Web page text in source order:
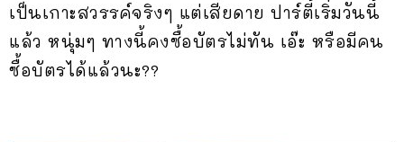
เป็นเกาะสวรรค์จริงๆ แต่เสียดาย ปาร์ตี้เริ่มวันนี้
แล้ว หนุ่มๆ ทางนี้คงซื้อบัตรไม่ทัน เอ๊ะ หรือมีคน
ซื้อบัตรได้แล้วนะ??